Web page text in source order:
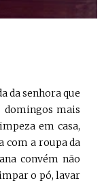
da senhora que
domingos mais
em casa,
com a roupa da
convém não
o pó, lavar